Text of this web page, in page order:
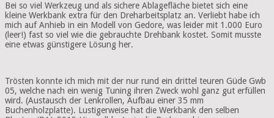
Bei so viel Werkzeug und als sichere Ablagefläche bietet sich eine
kleine Werkbank extra für den Dreharbeitsplatz an. Verliebt habe ich
mich auf Anhieb in ein Modell von Gedore, was leider mit 1.000 Euro
(leer!) fast so viel wie die gebrauchte Drehbank kostet. Somit musste
eine etwas günstigere Lösung her.
Trösten konnte ich mich mit der nur rund ein drittel teuren Güde Gwb
05, welche nach ein wenig Tuning ihren Zweck wohl ganz gut erfüllen
wird. (Austausch der Lenkrollen, Aufbau einer 35 mm
Buchenholzplatte). Lustigerweise hat die Werkbank den selben